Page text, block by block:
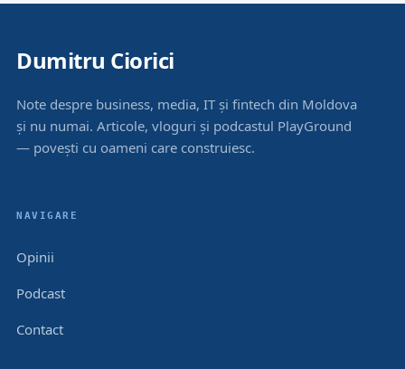
Dumitru Ciorici
Note despre business, media, IT și fintech din Moldova
și nu numai. Articole, vloguri și podcastul PlayGround
— povești cu oameni care construiesc.
NAVIGARE
Opinii
Podcast
Contact